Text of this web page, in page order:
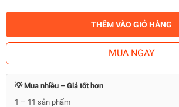
THÊM VÀO GIỎ HÀNG
MUA NGAY
💡 Mua nhiều – Giá tốt hơn
1 – 11 sản phẩm